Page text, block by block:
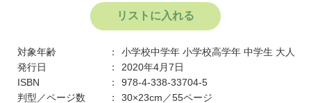
リストに入れる
対象年齢 小学校中学年 小学校高学年 中学生 大人
発行日
2020年4月7日
ISBN
978-4-338-33704-5
判型／ページ数
30×23cm／55ページ